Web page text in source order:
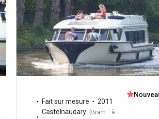
Fait sur mesure
2011
Castelnaudary (Bram : à